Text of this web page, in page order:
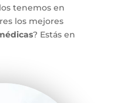
tenemos en
los mejores
? Estás en